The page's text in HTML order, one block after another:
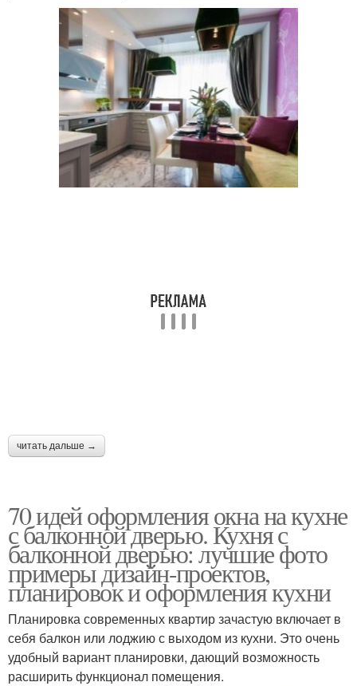
читать дальше →
70 идей оформления окна на кухне
с балконной дверью. Кухня с
балконной дверью: лучшие фото
примеры дизайн-проектов,
планировок и оформления кухни
Планировка современных квартир зачастую включает в
себя балкон или лоджию с выходом из кухни. Это очень
удобный вариант планировки, дающий возможность
расширить функционал помещения.